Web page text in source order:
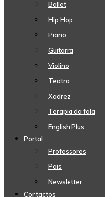
Ballet
Hip Hop
Piano
Guitarra
Violino
Teatro
Xadrez
Terapia da fala
English Plus
Portal
Professores
Pais
Newsletter
Contactos